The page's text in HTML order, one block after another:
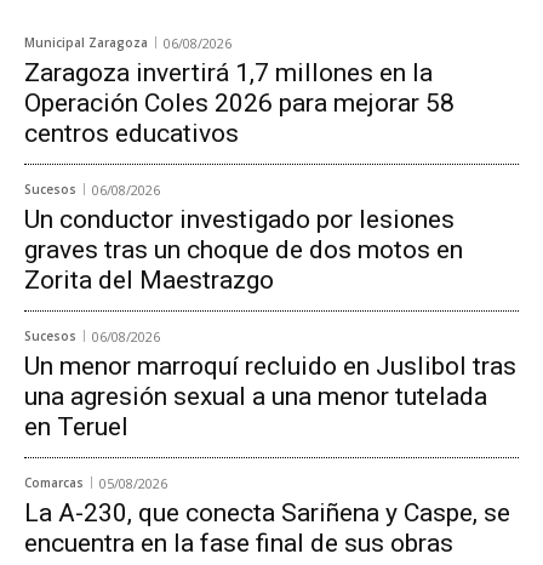
Municipal Zaragoza 06/08/2026
Zaragoza invertirá 1,7 millones en la
Operación Coles 2026 para mejorar 58
centros educativos
Sucesos 06/08/2026
Un conductor investigado por lesiones
graves tras un choque de dos motos en
Zorita del Maestrazgo
Sucesos 06/08/2026
Un menor marroquí recluido en Juslibol tras
una agresión sexual a una menor tutelada
en Teruel
Comarcas 05/08/2026
La A-230, que conecta Sariñena y Caspe, se
encuentra en la fase final de sus obras